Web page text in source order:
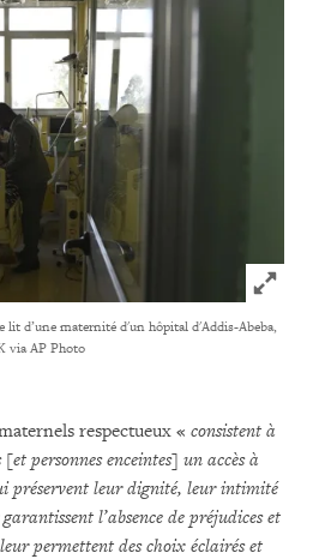
Click
lit d’une maternité d'un hôpital d'Addis-Abeba,
via AP Photo
respectueux « consistent à
personnes enceintes] un accès à
préservent leur dignité, leur intimité
l’absence de préjudices et
permettent des choix éclairés et